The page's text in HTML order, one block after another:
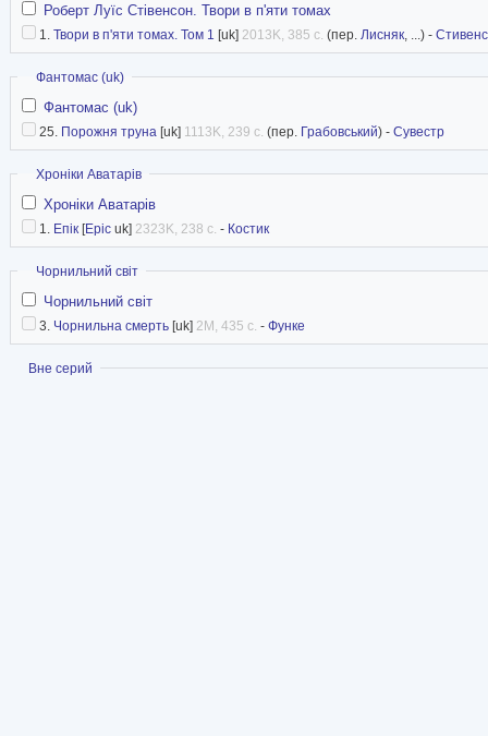
Роберт Луїс Стівенсон. Твори в п'яти томах
1. Твори в п'яти томах. Том 1 [uk] 2013K, 385 с. (пер. Лисняк, ...) -
Скрыть
Фантомас (uk)
Фантомас (uk)
25. Порожня труна [uk] 1113K, 239 с. (пер. Грабовський) - Сувестр
Скрыть
Хроніки Аватарів
Хроніки Аватарів
1. Епік [Epic uk] 2323K, 238 с. - Костик
Скрыть
Чорнильний світ
Чорнильний світ
3. Чорнильна смерть [uk] 2M, 435 с. - Функе
Показать
Вне серий